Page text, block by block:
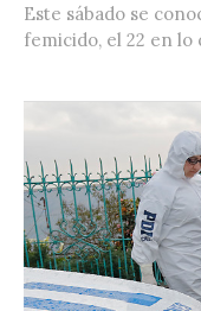
Este sábado se
femicido, el 22 en lo